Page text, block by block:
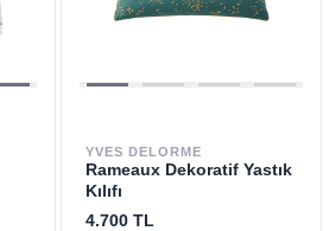
YVES DELORME
Rameaux Dekoratif Yastık
Kılıfı
4.700 TL